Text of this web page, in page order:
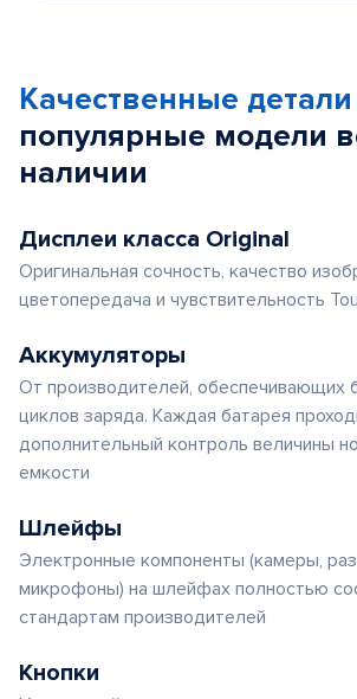
Качественные детали
популярные модели
наличии
Дисплеи класса Original
Оригинальная сочность, качество
цветопередача и чувствительность
Аккумуляторы
От производителей, обеспечивающих
циклов заряда. Каждая батарея
дополнительный контроль величины
емкости
Шлейфы
Электронные компоненты (камеры,
микрофоны) на шлейфах полностью
стандартам производителей
Кнопки